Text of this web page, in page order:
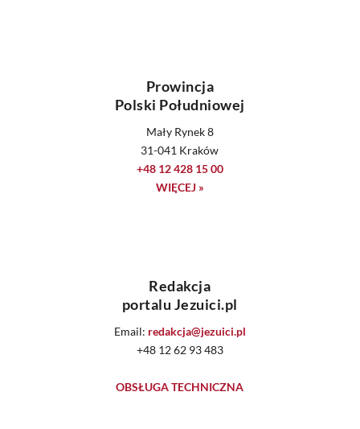
Prowincja
Polski Południowej
Mały Rynek 8
31-041 Kraków
+48 12 428 15 00
WIĘCEJ »
Redakcja
portalu Jezuici.pl
Email: redakcja@jezuici.pl
+48 12 62 93 483
OBSŁUGA TECHNICZNA